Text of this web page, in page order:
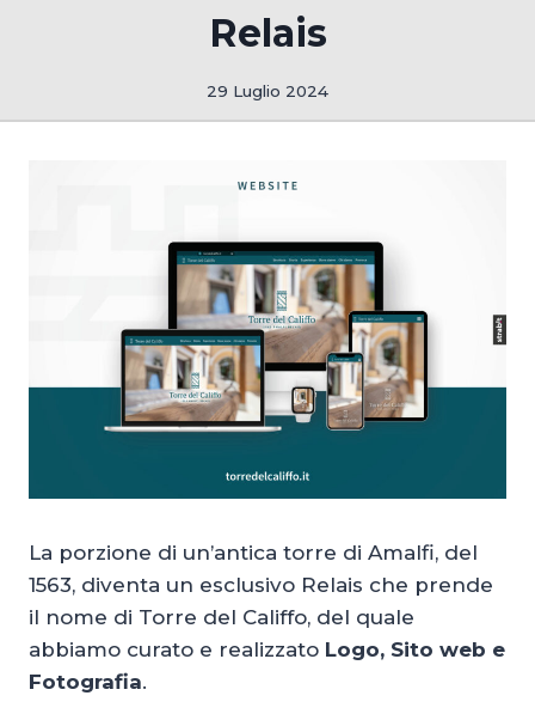
Relais
29 Luglio 2024
La porzione di un’antica torre di Amalfi, del
1563, diventa un esclusivo Relais che prende
il nome di Torre del Califfo, del quale
abbiamo curato e realizzato Logo, Sito web e
Fotografia.